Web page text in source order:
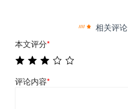
相关评论
本文评分*
评论内容*